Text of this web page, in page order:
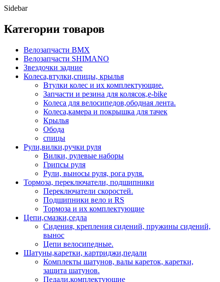
Sidebar
Категории товаров
Велозапчасти BMX
Велозапчасти SHIMANO
Звездочки задние
Колеса,втулки,спицы, крылья
Втулки колес и их комплектующие.
Запчасти и резина для колясок,e-bike
Колеса для велосипедов,ободная лента.
Колеса,камера и покрышка для тачек
Крылья
Обода
спицы
Рули,вилки,ручки руля
Вилки, рулевые наборы
Грипсы руля
Рули, выносы руля, рога руля.
Тормоза, переключатели, подшипники
Переключатели скоростей.
Подшипники вело и RS
Тормоза и их комплектующие
Цепи,смазки,седла
Сидения, крепления сидений, пружины сидений,
вынос
Цепи велосипедные.
Шатуны,каретки, картриджи,педали
Комплекты шатунов, валы кареток, каретки,
защита шатунов.
Педали,комплектующие